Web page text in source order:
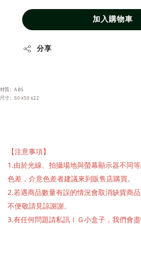
加入購物車
分享
材質：ABS
尺寸：50 x50 x22
【注意事項】
1.由於光線、拍攝場地與螢幕顯示器不同
色差，介意色差者建議來到販售店購買。
2.若遇商品數量有誤的情況會取消缺貨商
不便敬請見諒謝謝。
3.有任何問題請私訊ＩＧ小盒子，我們會